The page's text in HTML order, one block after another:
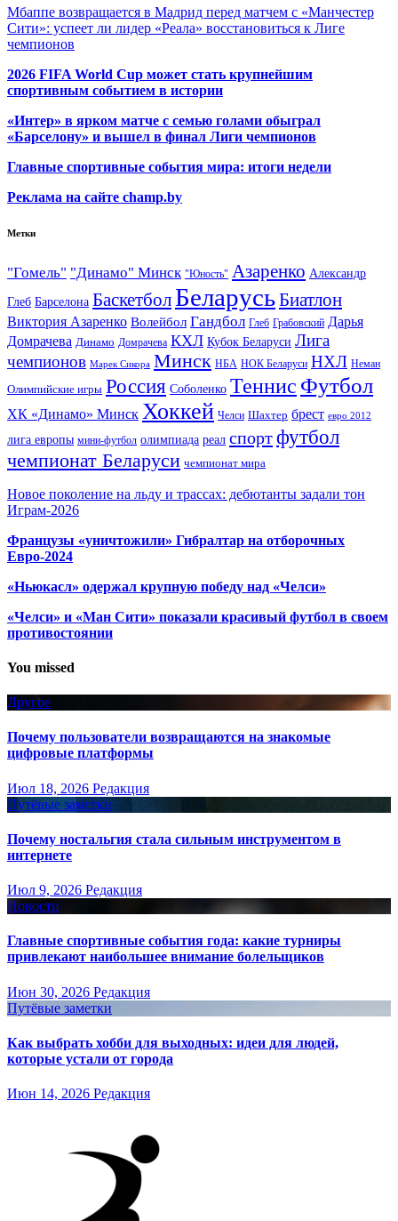
Мбаппе возвращается в Мадрид перед матчем с «Манчестер
Сити»: успеет ли лидер «Реала» восстановиться к Лиге
чемпионов
2026 FIFA World Cup может стать крупнейшим
спортивным событием в истории
«Интер» в ярком матче с семью голами обыграл
«Барселону» и вышел в финал Лиги чемпионов
Главные спортивные события мира: итоги недели
Реклама на сайте champ.by
Метки
"Гомель" "Динамо" Минск "Юность" Азаренко Александр
Глеб Барселона Баскетбол БеларусьБиатлон
Виктория Азаренко Волейбол Гандбол Глеб Грабовский Дарья
Домрачева Динамо Домрачева КХЛ Кубок Беларуси Лига
чемпионов Марек Сикора Минск НБА НОК Беларуси НХЛ Неман
Олимпийские игры Россия Соболенко Теннис Футбол
ХК «Динамо» Минск Хоккей Челси Шахтер брест евро 2012
лига европы мини-футбол олимпиада реал спортфутбол
чемпионат Беларуси чемпионат мира
Новое поколение на льду и трассах: дебютанты задали тон
Играм-2026
Французы «уничтожили» Гибралтар на отборочных
Евро-2024
«Ньюкасл» одержал крупную победу над «Челси»
«Челси» и «Ман Сити» показали красивый футбол в своем
противостоянии
You missed
Другое
Почему пользователи возвращаются на знакомые
цифровые платформы
Июл 18, 2026 Редакция
Путёвые заметки
Почему ностальгия стала сильным инструментом в
интернете
Июл 9, 2026 Редакция
Новости
Главные спортивные события года: какие турниры
привлекают наибольшее внимание болельщиков
Июн 30, 2026 Редакция
Путёвые заметки
Как выбрать хобби для выходных: идеи для людей,
которые устали от города
Июн 14, 2026 Редакция